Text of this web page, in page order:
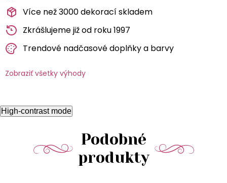
Více než 3000 dekorací skladem
Zkrášlujeme již od roku 1997
Trendové nadčasové doplňky a barvy
Zobraziť všetky výhody
High-contrast mode
Podobné
produkty